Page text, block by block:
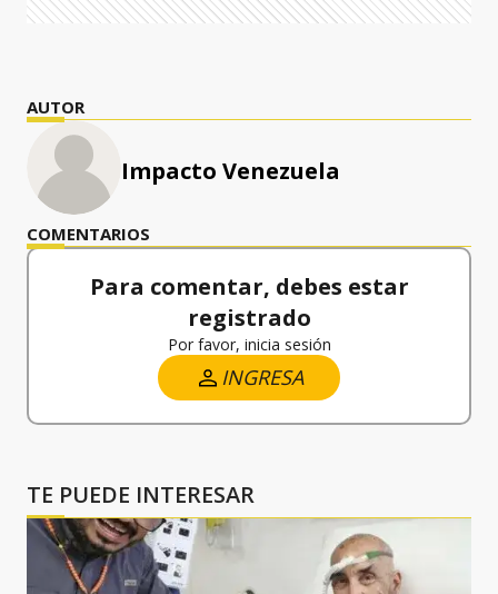
AUTOR
Impacto Venezuela
COMENTARIOS
Para comentar, debes estar
registrado
Por favor, inicia sesión
INGRESA
TE PUEDE INTERESAR